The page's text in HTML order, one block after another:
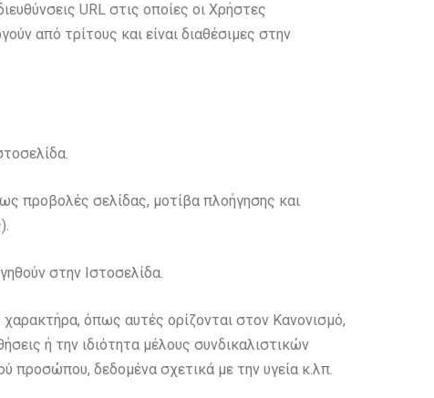
URL στις οποίες οι Χρήστες
από τρίτους και είναι διαθέσιμες στην
προβολές σελίδας, μοτίβα πλοήγησης και
στην Ιστοσελίδα.
όπως αυτές ορίζονται στον Κανονισμό,
ή την ιδιότητα μέλους συνδικαλιστικών
προσώπου, δεδομένα σχετικά με την υγεία κ.λπ.